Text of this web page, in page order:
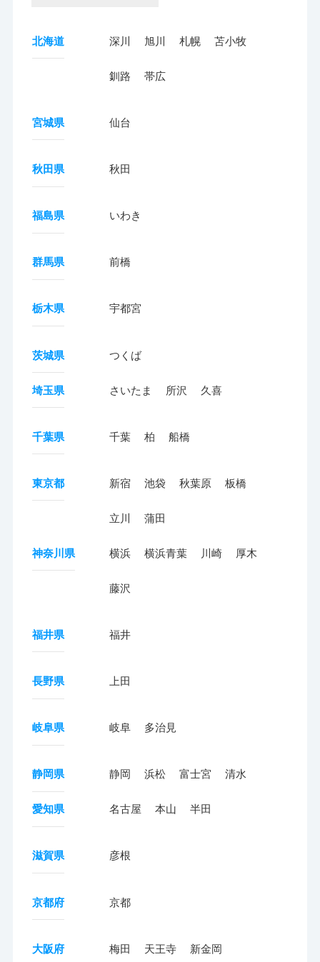
北海道 深川 旭川 札幌 苫小牧
釧路 帯広
宮城県 仙台
秋田県 秋田
福島県 いわき
群馬県 前橋
栃木県 宇都宮
茨城県 つくば
埼玉県 さいたま 所沢 久喜
千葉県 千葉 柏 船橋
東京都 新宿 池袋 秋葉原 板橋
立川 蒲田
神奈川県 横浜 横浜青葉 川崎 厚木
藤沢
福井県 福井
長野県 上田
岐阜県 岐阜 多治見
静岡県 静岡 浜松 富士宮 清水
愛知県 名古屋 本山 半田
滋賀県 彦根
京都府 京都
大阪府 梅田 天王寺 新金岡